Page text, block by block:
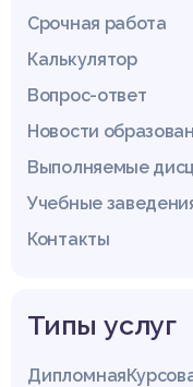
Срочная работа
Калькулятор
Вопрос-ответ
Новости
Выполняемые
Учебные
Контакты
Типы услуг
Дипломная